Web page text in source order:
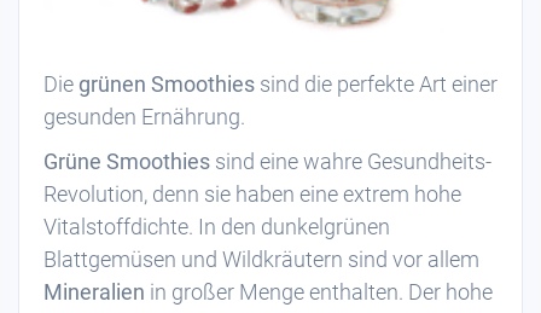
Die grünen Smoothies sind die perfekte Art einer
gesunden Ernährung.
Grüne Smoothies sind eine wahre Gesundheits-
Revolution, denn sie haben eine extrem hohe
Vitalstoffdichte. In den dunkelgrünen
Blattgemüsen und Wildkräutern sind vor allem
Mineralien in großer Menge enthalten. Der hohe